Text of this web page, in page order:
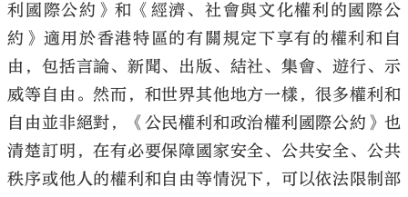
利國際公約》和《經濟、社會與文化權利的國際公
約》適用於香港特區的有關規定下享有的權利和自
由，包括言論、新聞、出版、結社、集會、遊行、示
威等自由。然而，和世界其他地方一樣，很多權利和
自由並非絕對，《公民權利和政治權利國際公約》也
清楚訂明，在有必要保障國家安全、公共安全、公共
秩序或他人的權利和自由等情況下，可以依法限制部